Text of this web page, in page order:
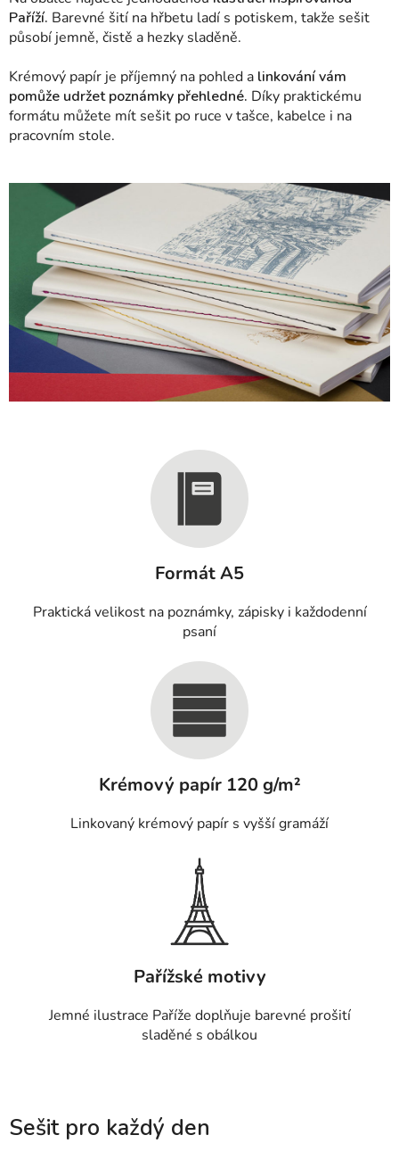
Paříží. Barevné šití na hřbetu ladí s potiskem, takže sešit
působí jemně, čistě a hezky sladěně.
Krémový papír je příjemný na pohled a linkování vám
pomůže udržet poznámky přehledné. Díky praktickému
formátu můžete mít sešit po ruce v tašce, kabelce i na
pracovním stole.
Formát A5
Praktická velikost na poznámky, zápisky i každodenní
psaní
Krémový papír 120 g/m²
Linkovaný krémový papír s vyšší gramáží
Pařížské motivy
Jemné ilustrace Paříže doplňuje barevné prošití
sladěné s obálkou
Sešit pro každý den